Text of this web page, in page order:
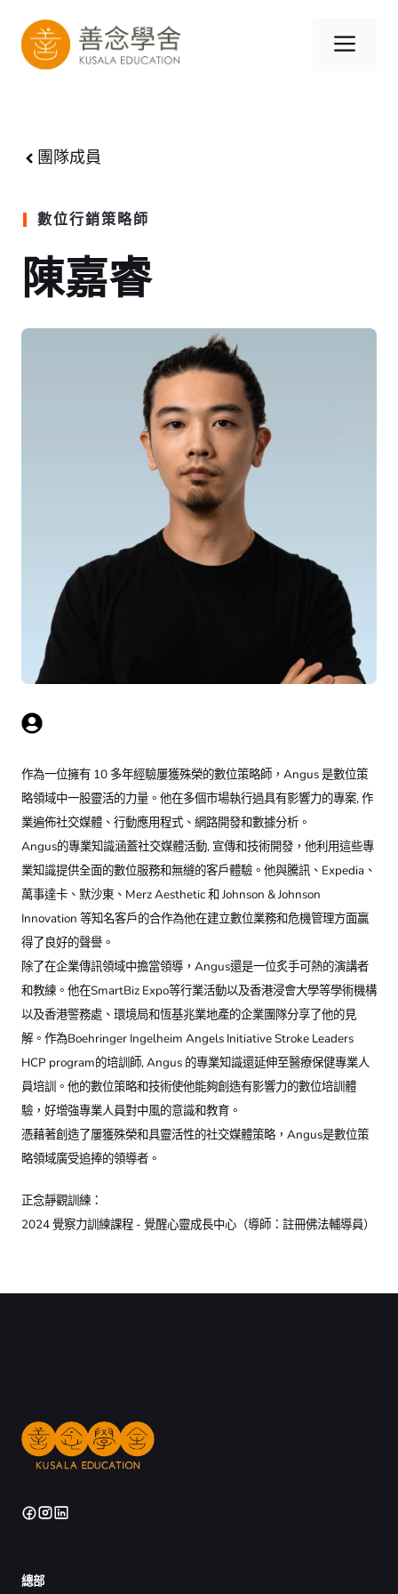
選
團隊成員
數位行銷策略師
陳嘉睿
作為一位擁有 10 多年經驗屢獲殊榮的數位策略師，Angus 是數位策
略領域中一股靈活的力量。他在多個市場執行過具有影響力的專案, 作
業遍佈社交媒體、行動應用程式、網路開發和數據分析。
Angus的專業知識涵蓋社交媒體活動, 宣傳和技術開發，他利用這些專
業知識提供全面的數位服務和無縫的客戶體驗。他與騰訊、Expedia、
萬事達卡、默沙東、Merz Aesthetic 和 Johnson & Johnson
Innovation 等知名客戶的合作為他在建立數位業務和危機管理方面贏
得了良好的聲譽。
除了在企業傳訊領域中擔當領導，Angus還是一位炙手可熱的演講者
和教練。他在SmartBiz Expo等行業活動以及香港浸會大學等學術機構
以及香港警務處、環境局和恆基兆業地產的企業團隊分享了他的見
解。作為Boehringer Ingelheim Angels Initiative Stroke Leaders
HCP program的培訓師, Angus 的專業知識還延伸至醫療保健專業人
員培訓。他的數位策略和技術使他能夠創造有影響力的數位培訓體
驗，好增強專業人員對中風的意識和教育。
憑藉著創造了屢獲殊榮和具靈活性的社交媒體策略，Angus是數位策
略領域廣受追捧的領導者。
正念靜觀訓練：
2024 覺察力訓練課程 - 覺醒心靈成長中心（導師：註冊佛法輔導員）
總部